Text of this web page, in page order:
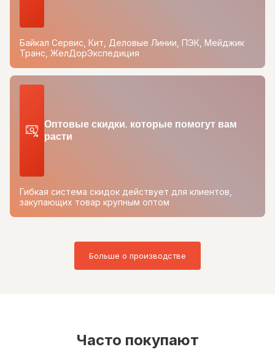
Байкал Сервис, Кит, Деловые Линии, ПЭК, Мейджик
Транс, ЖелДорЭкспедиция
Оптовые скидки, которые помогут вам
расти
Гибкая система скидок действует для клиентов,
закупающих товар крупным оптом
Больше о производстве
Часто покупают